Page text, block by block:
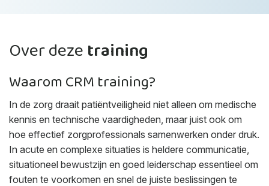
Over dezetraining
Waarom CRM training?
In de zorg draait patiëntveiligheid niet alleen om medische
kennis en technische vaardigheden, maar juist ook om
hoe effectief zorgprofessionals samenwerken onder druk.
In acute en complexe situaties is heldere communicatie,
situationeel bewustzijn en goed leiderschap essentieel om
fouten te voorkomen en snel de juiste beslissingen te